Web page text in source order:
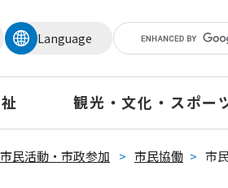
Language
観光・文化・スポー
市民活動・市政参加 > 市民協働 > 市